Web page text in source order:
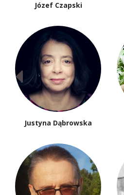
Józef Czapski
Justyna Dąbrowska